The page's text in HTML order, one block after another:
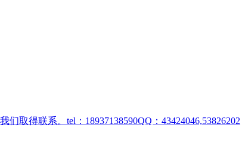
取得联系。tel：18937138590QQ：43424046,53826202